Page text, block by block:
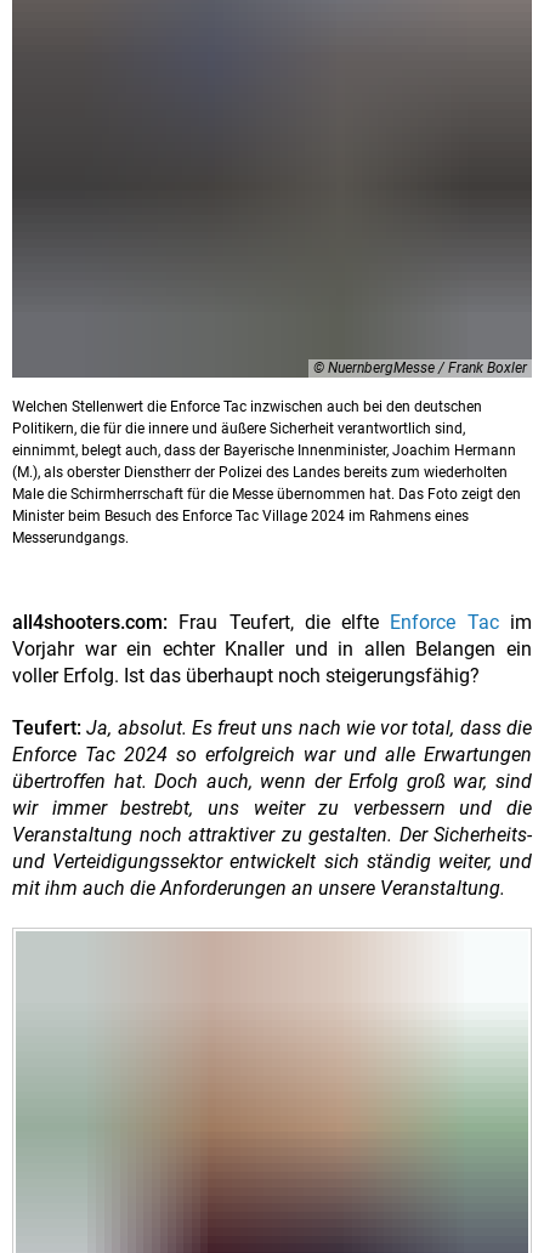
© NuernbergMesse / Frank Boxler
Welchen Stellenwert die Enforce Tac inzwischen auch bei den deutschen
Politikern, die für die innere und äußere Sicherheit verantwortlich sind,
einnimmt, belegt auch, dass der Bayerische Innenminister, Joachim Hermann
(M.), als oberster Dienstherr der Polizei des Landes bereits zum wiederholten
Male die Schirmherrschaft für die Messe übernommen hat. Das Foto zeigt den
Minister beim Besuch des Enforce Tac Village 2024 im Rahmens eines
Messerundgangs.
all4shooters.com: Frau Teufert, die elfte Enforce Tacim
Vorjahr war ein echter Knaller und in allen Belangen ein
voller Erfolg. Ist das überhaupt noch steigerungsfähig?
Teufert: Ja, absolut. Es freut uns nach wie vor total, dass die
Enforce Tac 2024 so erfolgreich war und alle Erwartungen
übertroffen hat. Doch auch, wenn der Erfolg groß war, sind
wir immer bestrebt, uns weiter zu verbessern und die
Veranstaltung noch attraktiver zu gestalten. Der Sicherheits-
und Verteidigungssektor entwickelt sich ständig weiter, und
mit ihm auch die Anforderungen an unsere Veranstaltung.